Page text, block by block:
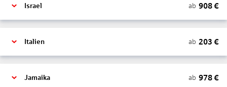
Israel ab 908€
Italien ab 203 €
Jamaika ab 978€